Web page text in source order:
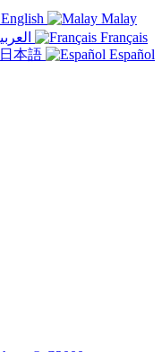
English
Malay
Français
日本語 Español